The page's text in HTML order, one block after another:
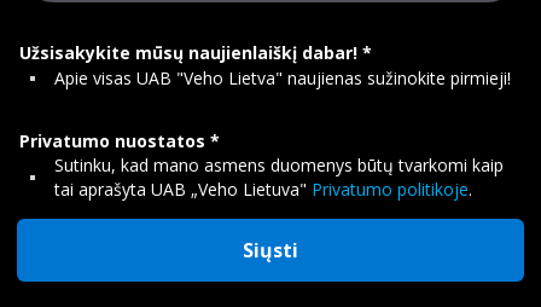
Užsisakykite mūsų naujienlaiškį dabar!
Apie visas UAB "Veho Lietva" naujienas sužinokite pirmieji!
Privatumo nuostatos
Sutinku, kad mano asmens duomenys būtų tvarkomi kaip
tai aprašyta UAB „Veho Lietuva" Privatumo politikoje.
Siųsti